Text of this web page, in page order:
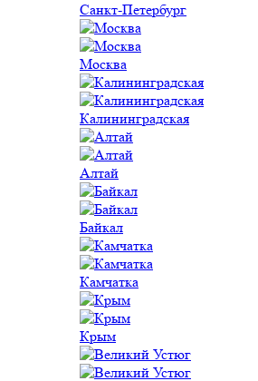
Санкт-Петербург
Москва
Калининградская
Алтай
Байкал
Камчатка
Крым